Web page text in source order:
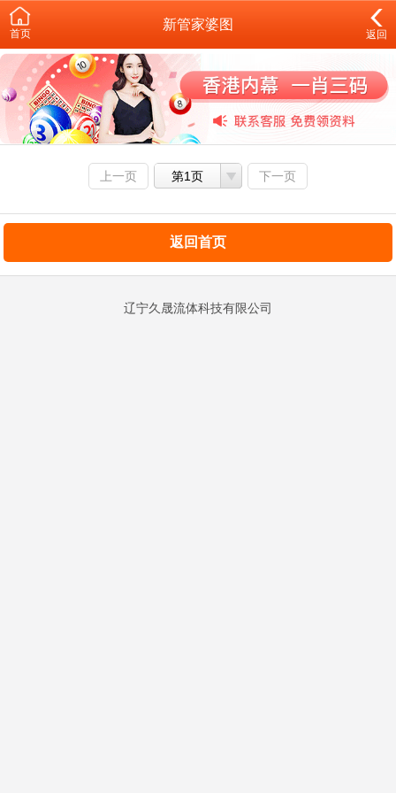
首页
新管家婆图
返回
上一页 第1页 下一页
返回首页
辽宁久晟流体科技有限公司